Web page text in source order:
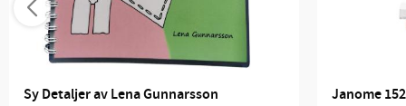
Sy Detaljer av Lena Gunnarsson
Janome